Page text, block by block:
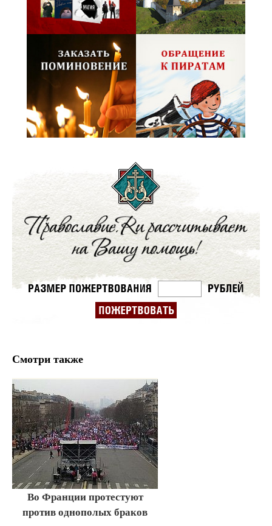
Смотри также
Во Франции протестуют
против однополых браков